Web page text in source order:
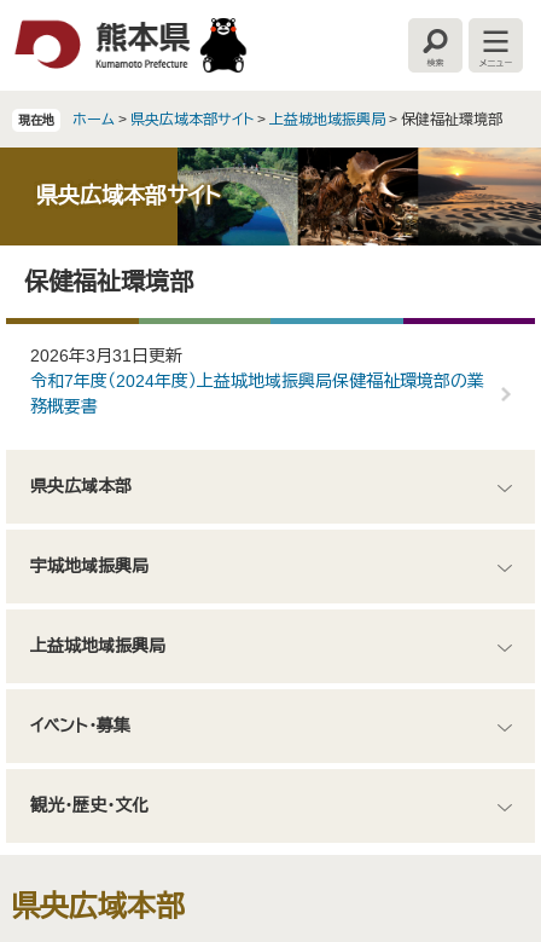
検
索
ニ
ー
現在地 ホーム > 県央広域本部サイト > 上益城地域振興局 > 保健福祉環境部
県央広域本部サイト
保健福祉環境部
2026年3月31日更新
令和7年度（2024年度）上益城地域振興局保健福祉環境部の業
務概要書
県央広域本部
宇城地域振興局
上益城地域振興局
イベント・募集
観光・歴史・文化
県央広域本部